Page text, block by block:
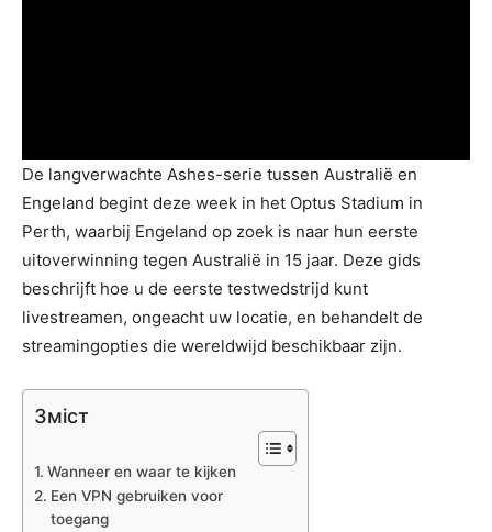
De langverwachte Ashes-serie tussen Australië en
Engeland begint deze week in het Optus Stadium in
Perth, waarbij Engeland op zoek is naar hun eerste
uitoverwinning tegen Australië in 15 jaar. Deze gids
beschrijft hoe u de eerste testwedstrijd kunt
livestreamen, ongeacht uw locatie, en behandelt de
streamingopties die wereldwijd beschikbaar zijn.
Зміст
Wanneer en waar te kijken
Een VPN gebruiken voor
toegang